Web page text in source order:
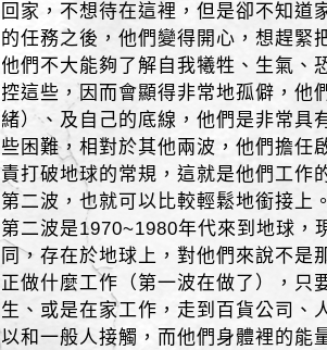
回家，不想待在這裡，但是卻不知道
的任務之後，他們變得開心，想趕緊
他們不大能夠了解自我犧牲、生氣、
控這些，因而會顯得非常地孤僻，他
緒）、及自己的底線，他們是非常具
些困難，相對於其他兩波，他們擔任
責打破地球的常規，這就是他們工作
第二波，也就可以比較輕鬆地銜接上
第二波是1970~1980年代來到地球，
同，存在於地球上，對他們來說不是
正做什麼工作（第一波在做了），只
生、或是在家工作，走到百貨公司、
以和一般人接觸，而他們身體裡的能